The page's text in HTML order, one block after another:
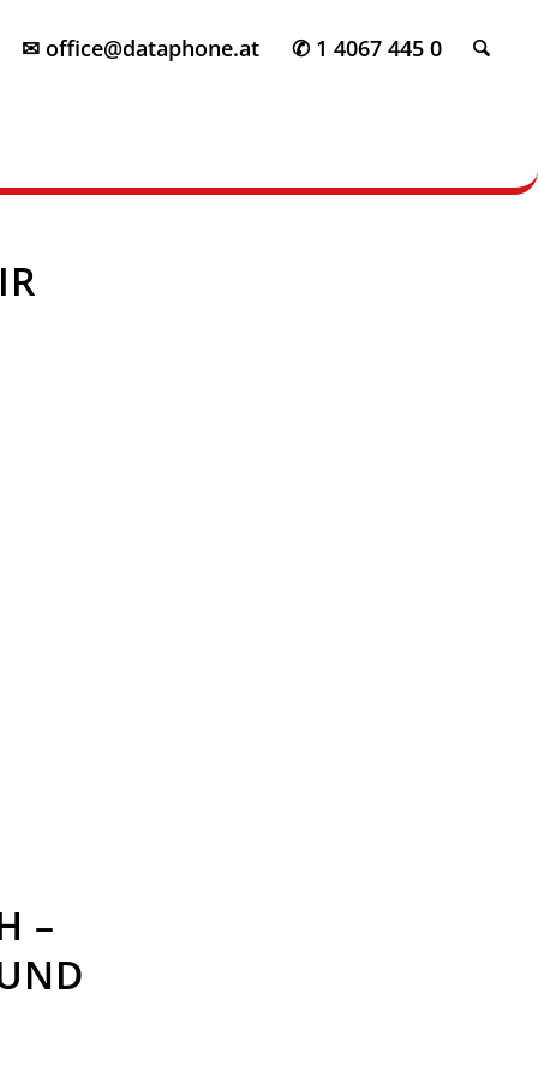
✉ office@dataphone.at ✆ 1 4067 445 0
–